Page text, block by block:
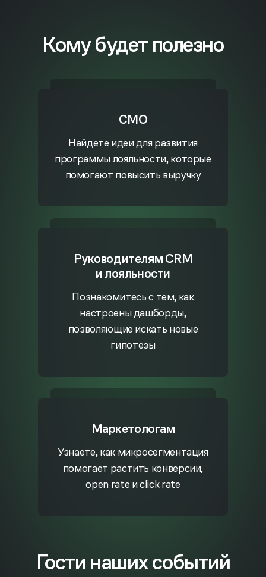
Кому будет полезно
CMO
Найдете идеи для развития
программы лояльности, которые
помогают повысить выручку
Руководителям CRM
и лояльности
Познакомитесь с тем, как
настроены дашборды,
позволяющие искать новые
гипотезы
Маркетологам
Узнаете, как микросегментация
помогает растить конверсии,
open rate и click rate
Гости наших событий